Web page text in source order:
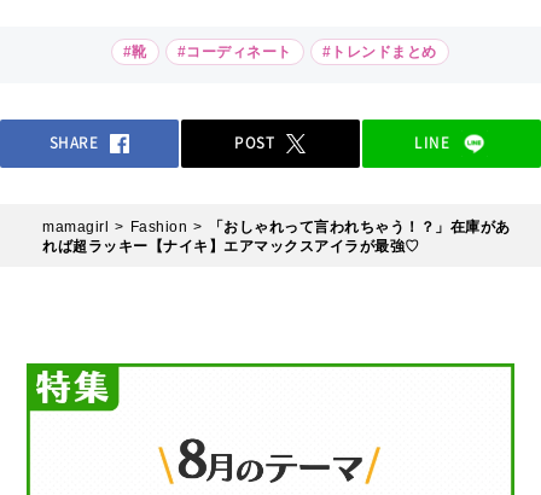
#靴 #コーディネート #トレンドまとめ
SHARE POST LINE
mamagirl Fashion
「おしゃれって言われちゃう！？」在庫があ
れば超ラッキー【ナイキ】エアマックスアイラが最強♡